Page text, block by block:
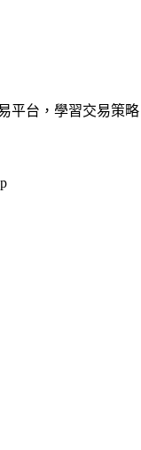
平台，學習交易策